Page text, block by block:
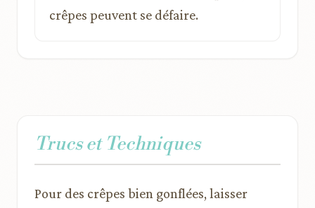
crêpes peuvent se défaire.
Trucs et Techniques
Pour des crêpes bien gonflées, laisser